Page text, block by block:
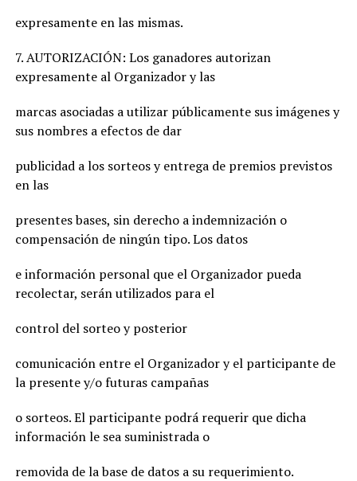
expresamente en las mismas.
7. AUTORIZACIÓN: Los ganadores autorizan
expresamente al Organizador y las
marcas asociadas a utilizar públicamente sus imágenes y
sus nombres a efectos de dar
publicidad a los sorteos y entrega de premios previstos
en las
presentes bases, sin derecho a indemnización o
compensación de ningún tipo. Los datos
e información personal que el Organizador pueda
recolectar, serán utilizados para el
control del sorteo y posterior
comunicación entre el Organizador y el participante de
la presente y/o futuras campañas
o sorteos. El participante podrá requerir que dicha
información le sea suministrada o
removida de la base de datos a su requerimiento.